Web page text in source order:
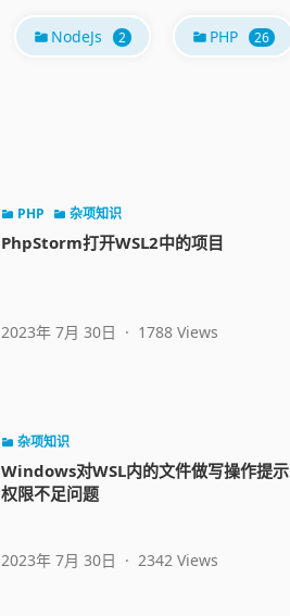
NodeJs 2 PHP 26
PHP 杂项知识
PhpStorm打开WSL2中的项目
2023年 7月 30日 · 1788 Views
杂项知识
Windows对WSL内的文件做写操作提示
权限不足问题
2023年 7月 30日 · 2342 Views